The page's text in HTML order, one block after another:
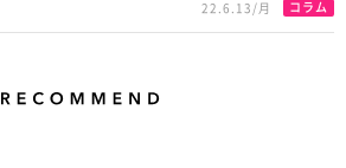
22.6.13/月 コラム